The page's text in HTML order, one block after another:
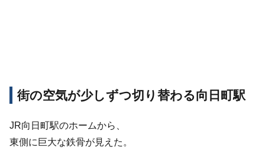
街の空気が少しずつ切り替わる向日町駅
JR向日町駅のホームから、
東側に巨大な鉄骨が見えた。